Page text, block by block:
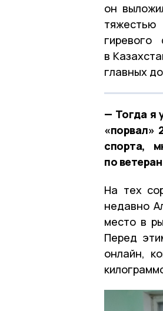
он
тяжестью
в
главных
— Тогда я
«порвал»
спорта,
по
На тех
недавно
место в
Перед
онлайн,